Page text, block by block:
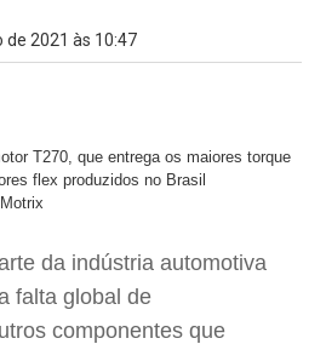
de 2021 às 10:47
T270, que entrega os maiores torque
flex produzidos no Brasil
da indústria automotiva
falta global de
componentes que